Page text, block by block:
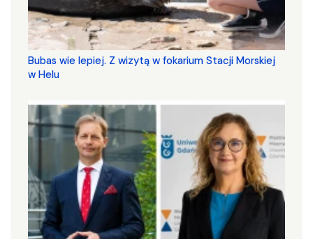
Bubas wie lepiej. Z wizytą w fokarium Stacji Morskiej
w Helu